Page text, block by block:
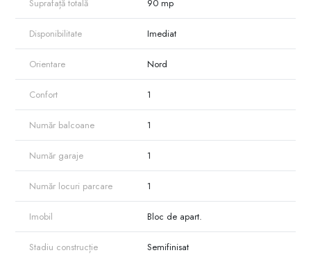
Suprafață totală 90 mp
Disponibilitate Imediat
Orientare Nord
Confort 1
Număr balcoane 1
Număr garaje 1
Număr locuri parcare 1
Imobil Bloc de apart.
Stadiu construcție Semifinisat